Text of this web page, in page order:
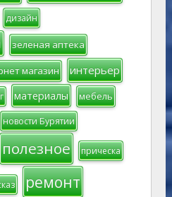
дизайн
зеленая аптека
магазин интерьер
материалы мебель
новости Бурятии
полезное прическа
ремонт